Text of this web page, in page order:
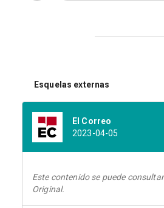
Esquelas externas
El Correo
2023-04-05
Este contenido se puede
Original.